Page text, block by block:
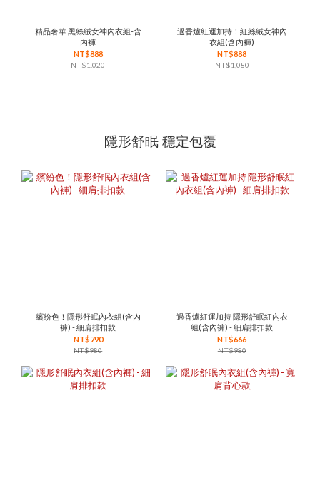
精品奢華 黑絲絨女神內衣組-含
內褲
NT$888
NT$1,020
過香爐紅運加持！紅絲絨女神內
衣組(含內褲)
NT$888
NT$1,080
隱形舒眠 穩定包覆
繽紛色！隱形舒眠內衣組(含內
褲) - 細肩排扣款
NT$790
NT$980
過香爐紅運加持 隱形舒眠紅內衣
組(含內褲) - 細肩排扣款
NT$666
NT$980